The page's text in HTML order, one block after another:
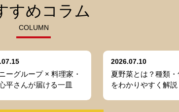
すめコラム
COLUMN
ーグループ × 料理家・
平さんが届ける一皿
2026.07.10
夏野菜とは？種類
をわかりやすく解説